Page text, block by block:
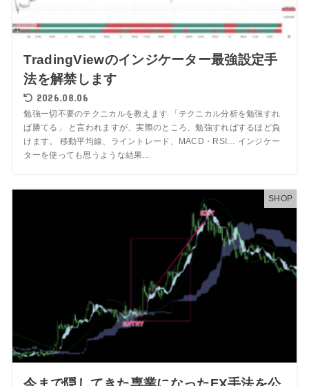
TradingViewのインジケーター最強設定手
法を解禁します
2026.08.06
勉強一切不要のテクニカルを教えます 「テクニカル分析を勉強すれ
ば勝てる」 と言われますが、実際のところ、勉強すればするほど負
けます。 移動平均線、ライントレード、MACD・RSI… インジケー
ターを使っても思うような結果...
SHOP